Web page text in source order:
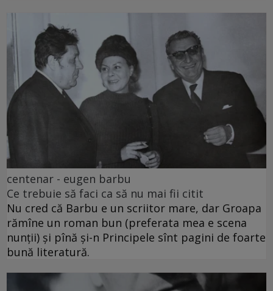
centenar - eugen barbu
Ce trebuie să faci ca să nu mai fii citit
Nu cred că Barbu e un scriitor mare, dar Groapa
rămîne un roman bun (preferata mea e scena
nunții) și pînă și-n Principele sînt pagini de foarte
bună literatură.